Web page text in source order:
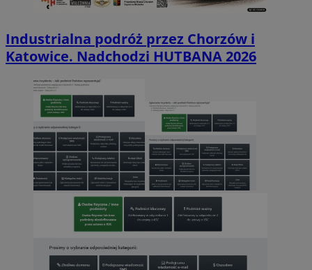
Industrialna podróż przez Chorzów i
Katowice. Nadchodzi HUTBANA 2026